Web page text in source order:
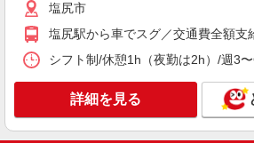
派遣社員
株式会社kotrio /●MT-H-2093272
＜塩尻市＞病院の看護
時給1500円〜2125円
通費全支給(ガソリン代含
塩尻市
塩尻市
塩尻駅から車でスグ／交通費全額支
シフト制/休憩1h（夜勤は2h）/週3
詳細を見る